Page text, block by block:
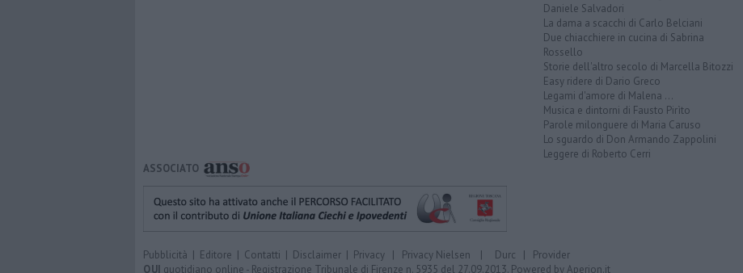
Daniele Salvadori
La dama a scacchi di Carlo Belciani
Due chiacchiere in cucina di Sabrina
Rossello
Storie dell'altro secolo di Marcella Bitozzi
Easy ridere di Dario Greco
Legami d'amore di Malena ...
Musica e dintorni di Fausto Pirìto
Parole milonguere di Maria Caruso
Lo sguardo di Don Armando Zappolini
Leggere di Roberto Cerri
ASSOCIATO
Pubblicità | Editore | Contatti | Disclaimer | Privacy | Privacy Nielsen | Durc | Provider
QUI quotidiano online - Registrazione Tribunale di Firenze n. 5935 del 27.09.2013. Powered byAperion.it